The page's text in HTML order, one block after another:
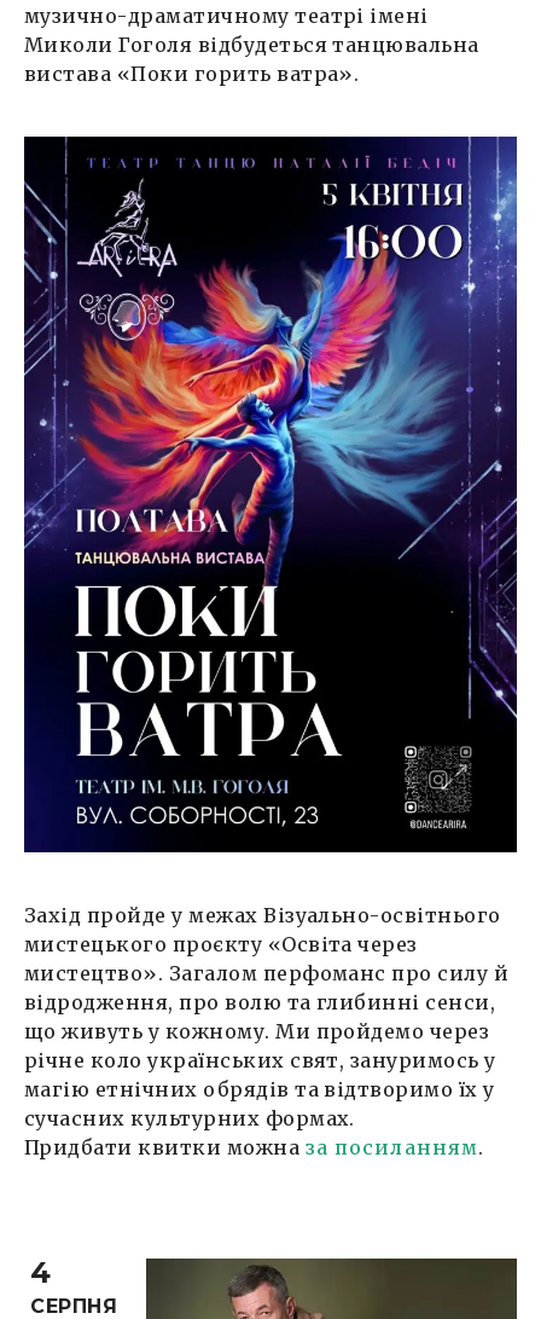
музично-драматичному театрі імені
Миколи Гоголя відбудеться танцювальна
вистава «Поки горить ватра».
Захід пройде у межах Візуально-освітнього
мистецького проєкту «Освіта через
мистецтво». Загалом перфоманс про силу й
відродження, про волю та глибинні сенси,
що живуть у кожному. Ми пройдемо через
річне коло українських свят, зануримось у
магію етнічних обрядів та відтворимо їх у
сучасних культурних формах.
Придбати квитки можна за посиланням.
4
СЕРПНЯ